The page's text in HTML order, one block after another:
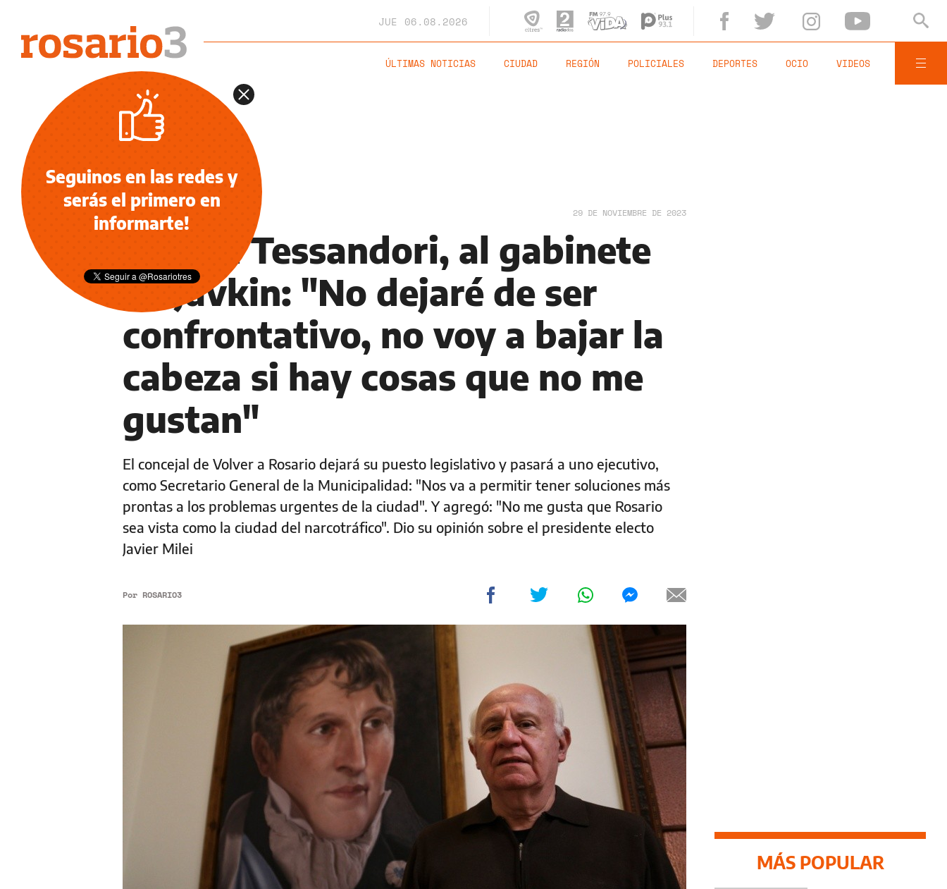
JUE 06.08.2026
ÚLTIMAS NOTICIAS CIUDAD REGIÓN POLICIALES DEPORTES OCIO VIDEOS
POLÍTICA 29 DE NOVIEMBRE DE 2023
Miguel Tessandori, al gabinete
de Javkin: "No dejaré de ser
confrontativo, no voy a bajar la
cabeza si hay cosas que no me
gustan"
El concejal de Volver a Rosario dejará su puesto legislativo y pasará a uno ejecutivo,
como Secretario General de la Municipalidad: "Nos va a permitir tener soluciones más
prontas a los problemas urgentes de la ciudad". Y agregó: "No me gusta que Rosario
sea vista como la ciudad del narcotráfico". Dio su opinión sobre el presidente electo
Javier Milei
Por ROSARIO3
MÁS POPULAR
Seguinos en las redes y
serás el primero en
informarte!